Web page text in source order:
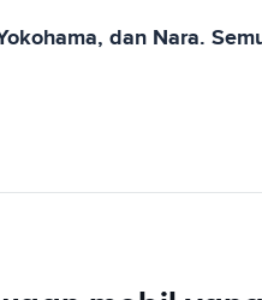
dan Nara.